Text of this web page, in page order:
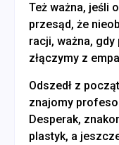
Też ważna, jeśli
przesąd, że
racji, ważna, gdy
złączymy z
Odszedł z
znajomy
Desperak,
plastyk, a